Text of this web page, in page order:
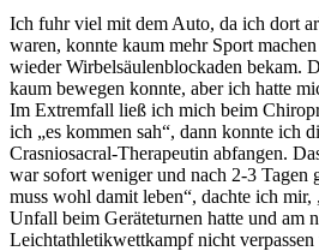
Ich fuhr viel mit dem Auto, da ich dort
waren, konnte kaum mehr Sport
wieder Wirbelsäulenblockaden bekam.
kaum bewegen konnte, aber ich hatte
Im Extremfall ließ ich mich beim
ich „es kommen sah“, dann konnte ich
Crasniosacral-Therapeutin abfangen.
war sofort weniger und nach 2-3 Tagen
muss wohl damit leben“, dachte ich
Unfall beim Geräteturnen hatte und am
Leichtathletikwettkampf nicht